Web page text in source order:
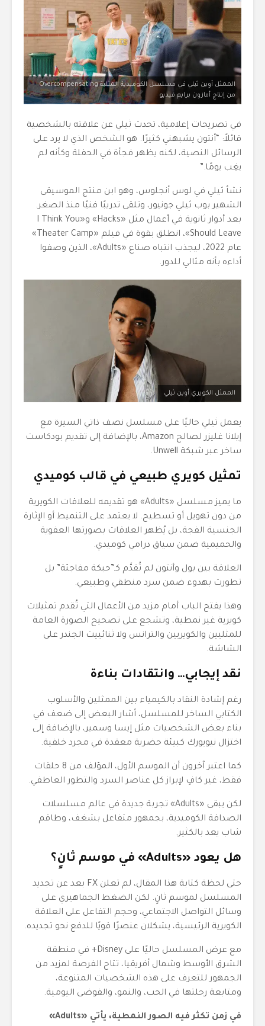
الممثل أوين ثيلي في مسلسل الكوميدية المثلية Overcompensating
من إنتاج أمازون برايم فيديو
في تصريحات إعلامية، تحدث ثيلي عن علاقته بالشخصية
قائلاً: “أنتون يشبهني كثيرًا. هو الشخص الذي لا يرد على
الرسائل النصية، لكنه يظهر فجأة في الحفلة وكأنه لم
يغِب يومًا.”
نشأ ثيلي في لوس أنجلوس، وهو ابن منتج الموسيقى
الشهير بوب ثيلي جونيور، وتلقى تدريبًا فنيًا منذ الصغر.
بعد أدوار ثانوية في أعمال مثل «Hacks» و«I Think You
Should Leave»، انطلق بقوة في فيلم «Theater Camp»
عام 2022، ليجذب انتباه صناع «Adults»، الذين وصفوا
أداءه بأنه مثالي للدور.
الممثل الكويري أوين ثيلي
يعمل ثيلي حاليًا على مسلسل نصف ذاتي السيرة مع
إيلانا غليزر لصالح Amazon، بالإضافة إلى تقديم بودكاست
ساخر عبر شبكة Unwell.
تمثيل كويري طبيعي في قالب كوميدي
ما يميز مسلسل «Adults» هو تقديمه للعلاقات الكويرية
من دون تهويل أو تسطيح. لا يعتمد على التنميط أو الإثارة
الجنسية الفجة، بل يُظهر العلاقات بصورتها العفوية
والحميمية ضمن سياق درامي كوميدي.
العلاقة بين بول وأنتون لم تُقدَّم كـ”حبكة مفاجئة” بل
تطورت بهدوء ضمن سرد منطقي وطبيعي.
وهذا يفتح الباب أمام مزيد من الأعمال التي تُقدم تمثيلات
كويرية غير نمطية، وتشجع على تصحيح الصورة العامة
للمثليين والكويريين والترانس ولا ثنائييت الجندر على
الشاشة.
نقد إيجابي… وانتقادات بناءة
رغم إشادة النقاد بالكيمياء بين الممثلين والأسلوب
الكتابي الساخر للمسلسل، أشار البعض إلى ضعف في
بناء بعض الشخصيات مثل إيسا وسمير، بالإضافة إلى
اختزال نيويورك كبيئة حضرية معقدة في مجرد خلفية.
كما اعتبر آخرون أن الموسم الأول، المؤلف من 8 حلقات
فقط، غير كافٍ لإبراز كل عناصر السرد والتطور العاطفي.
لكن يبقى «Adults» تجربة جديدة في عالم مسلسلات
الصداقة الكوميدية، بجمهور متفاعل بشغف، وطاقم
شاب يعد بالكثير.
هل يعود «Adults» في موسم ثانٍ؟
حتى لحظة كتابة هذا المقال، لم تعلن FX بعد عن تجديد
المسلسل لموسم ثانٍ. لكن الضغط الجماهيري على
وسائل التواصل الاجتماعي، وحجم التفاعل على العلاقة
الكويرية الرئيسية، يشكلان عنصرًا قويًا للدفع نحو تجديده.
مع عرض المسلسل حاليًا على Disney+ في منطقة
الشرق الأوسط وشمال أفريقيا، تتاح الفرصة لمزيد من
الجمهور للتعرف على هذه الشخصيات المتنوعة،
ومتابعة رحلتها في الحب، والنمو، والفوضى اليومية.
في زمن تكثر فيه الصور النمطية، يأتي «Adults»